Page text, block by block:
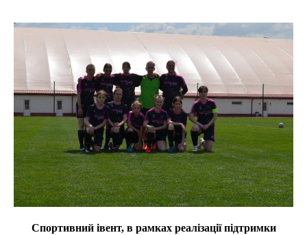
Спортивний івент, в рамках реалізації підтримки